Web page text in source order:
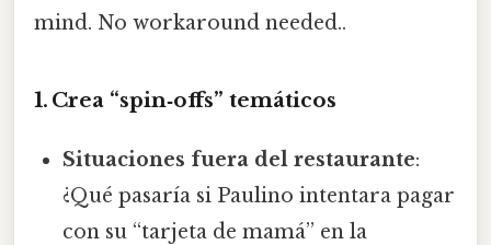
mind. No workaround needed..
1. Crea “spin‑offs” temáticos
Situaciones fuera del restaurante:
¿Qué pasaría si Paulino intentara pagar
con su “tarjeta de mamá” en la